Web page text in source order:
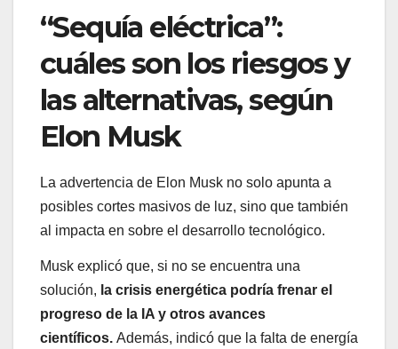
“Sequía eléctrica”:
cuáles son los riesgos y
las alternativas, según
Elon Musk
La advertencia de Elon Musk no solo apunta a
posibles cortes masivos de luz, sino que también
al impacta en sobre el desarrollo tecnológico.
Musk explicó que, si no se encuentra una
solución, la crisis energética podría frenar el
progreso de la IA y otros avances
científicos. Además, indicó que la falta de energía